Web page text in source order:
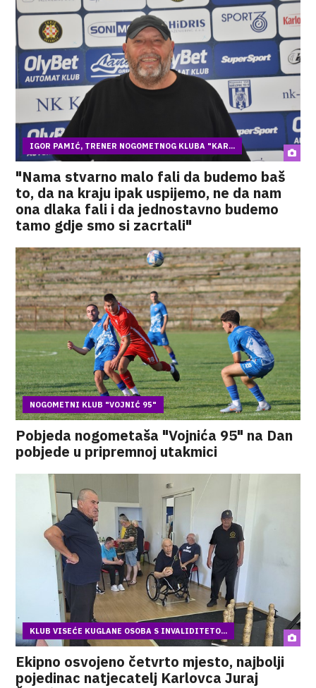
IGOR PAMIĆ, TRENER NOGOMETNOG KLUBA "KAR...
"Nama stvarno malo fali da budemo baš
to, da na kraju ipak uspijemo, ne da nam
ona dlaka fali i da jednostavno budemo
tamo gdje smo si zacrtali"
NOGOMETNI KLUB "VOJNIĆ 95"
Pobjeda nogometaša "Vojnića 95" na Dan
pobjede u pripremnoj utakmici
KLUB VISEĆE KUGLANE OSOBA S INVALIDITETO...
Ekipno osvojeno četvrto mjesto, najbolji
pojedinac natjecatelj Karlovca Juraj